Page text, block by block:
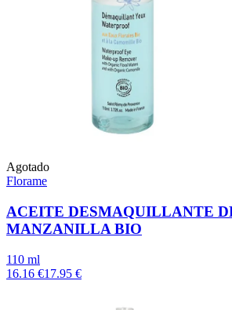
Agotado
Florame
ACEITE DESMAQUILLANTE
MANZANILLA BIO
110 ml
16.16 €17.95 €